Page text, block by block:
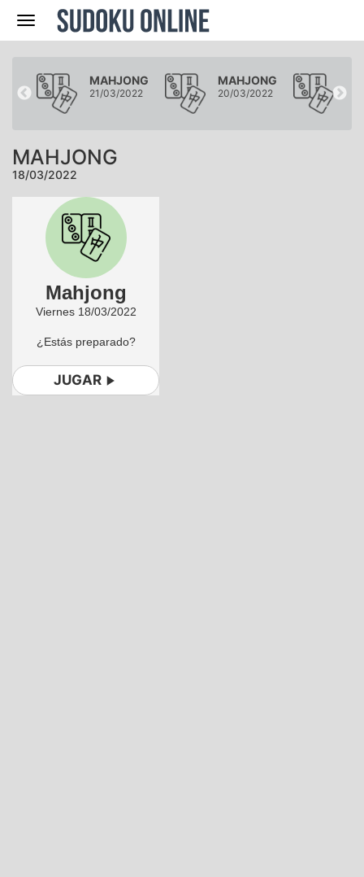
Navegación
MAHJONG
21/03/2022
MAHJONG
20/03/2022
MAHJONG
18/03/2022
Mahjong
Viernes 18/03/2022
¿Estás preparado?
JUGAR